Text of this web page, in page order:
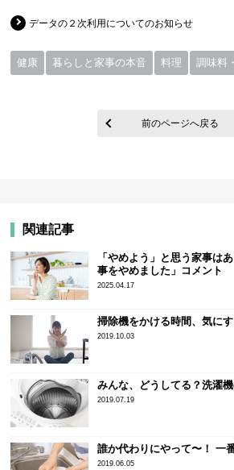
データの２次利用についてのお知らせ
健康 暮らしと家事の本音 料理 調味料
前のページへ戻る
関連記事
「やめよう」と思う家事は
事をやめました」コメント
2025.04.17
掃除機をかける時間、気にす
2019.10.03
みんな、どうしてる？洗濯
2019.07.19
誰か代わりにやって〜！ 一
2019.06.05